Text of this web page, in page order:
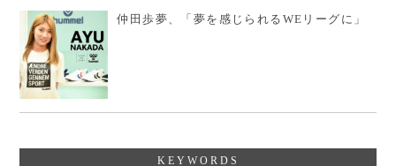
仲田歩夢、「夢を感じられるWEリーグに」
KEYWORDS